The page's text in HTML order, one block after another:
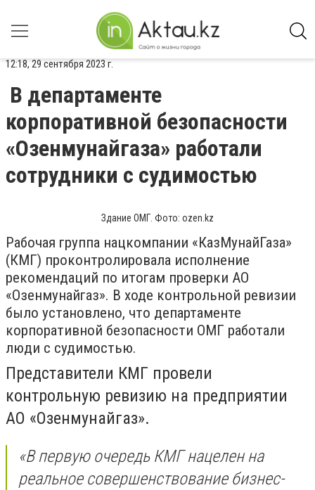
12:18, 29 сентября 2023 г.
В департаменте
корпоративной безопасности
«Озенмунайгаза» работали
сотрудники с судимостью
Здание ОМГ. Фото: ozen.kz
Рабочая группа нацкомпании «КазМунайГаза»
(КМГ) проконтролировала исполнение
рекомендаций по итогам проверки АО
«Озенмунайгаз». В ходе контрольной ревизии
было установлено, что департаменте
корпоративной безопасности ОМГ работали
люди с судимостью.
Представители КМГ провели
контрольную ревизию на предприятии
АО «Озенмунайгаз».
«В первую очередь КМГ нацелен на
реальное совершенствование бизнес-